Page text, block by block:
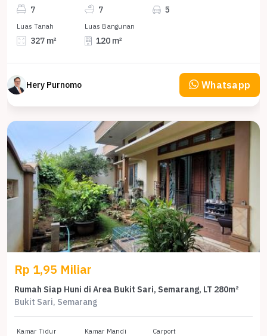
7 7 5
Luas Tanah
327 m²
Luas Bangunan
120 m²
Hery Purnomo Whatsapp
Rp 1,95 Miliar
Rumah Siap Huni di Area Bukit Sari, Semarang, LT 280m²
Bukit Sari, Semarang
Kamar Tidur Kamar Mandi Carport